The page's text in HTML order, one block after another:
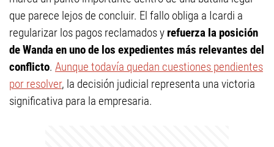
que parece lejos de concluir. El fallo obliga a Icardi a
regularizar los pagos reclamados y refuerza la posición
de Wanda en uno de los expedientes más relevantes del
conflicto. Aunque todavía quedan cuestiones pendientes
por resolver, la decisión judicial representa una victoria
significativa para la empresaria.